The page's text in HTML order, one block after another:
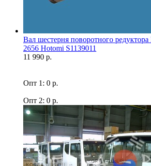
Вал шестерня поворотного
2656 Hotomi S1139011
11 990 р.
Опт 1: 0 р.
Опт 2: 0 р.